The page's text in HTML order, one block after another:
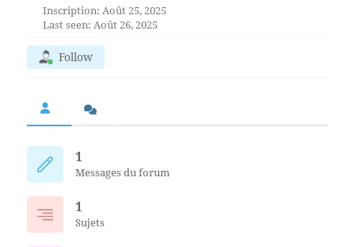
Inscription: Août 25, 2025
Last seen: Août 26, 2025
Follow
1
Messages du forum
1
Sujets